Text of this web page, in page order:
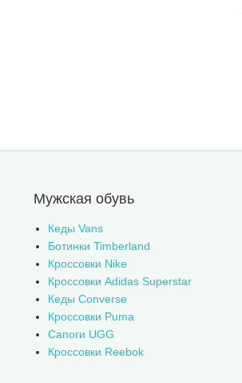
Мужская обувь
Кеды Vans
Ботинки Timberland
Кроссовки Nike
Кроссовки Adidas Superstar
Кеды Converse
Кроссовки Puma
Сапоги UGG
Кроссовки Reebok